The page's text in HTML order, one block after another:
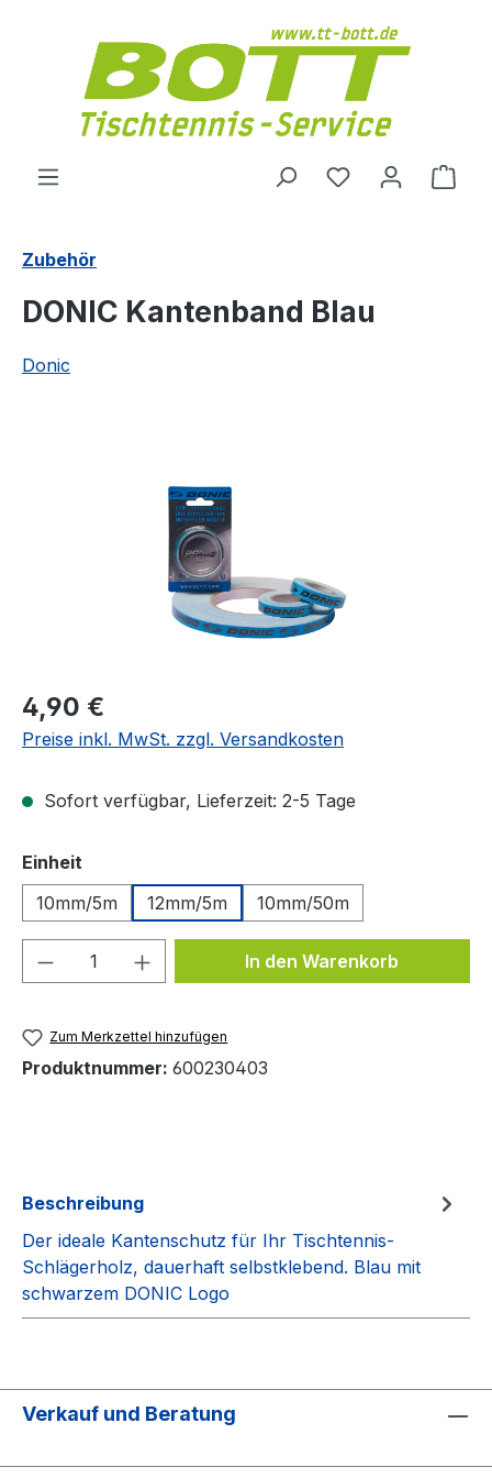
Du hast 0
Zubehör
DONIC Kantenband Blau
Donic
Regulärer Preis:
4,90 €
Preise inkl. MwSt. zzgl. Versandkosten
Sofort verfügbar, Lieferzeit: 2-5 Tage
Einheit
10mm/5m
12mm/5m 10mm/50m
Produkt Anzahl: Gib denIn den Warenkorb
Zum Merkzettel hinzufügen
Produktnummer: 600230403
Beschreibung
Der ideale Kantenschutz für Ihr Tischtennis-
Schlägerholz, dauerhaft selbstklebend. Blau mit
schwarzem DONIC Logo
Verkauf und Beratung